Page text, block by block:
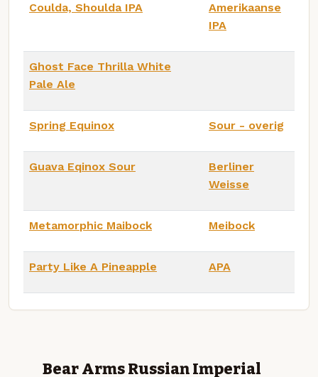
Coulda, Shoulda IPA
Amerikaanse
IPA
Ghost Face Thrilla White
Pale Ale
Spring Equinox Sour - overig
Guava Eqinox Sour
Berliner
Weisse
Metamorphic Maibock Meibock
Party Like A Pineapple APA
Bear Arms Russian Imperial